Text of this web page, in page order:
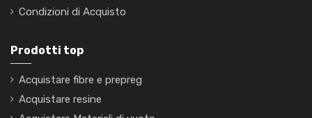
Condizioni di Acquisto
Prodotti top
Acquistare fibre e prepreg
Acquistare resine